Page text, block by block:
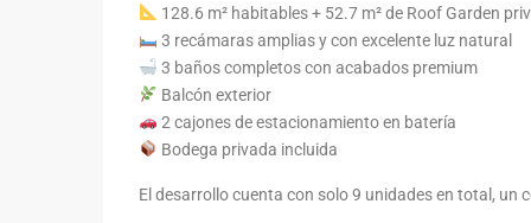
128.6 m² habitables + 52.7 m² de Roof Garden
3 recámaras amplias y con excelente luz natural
3 baños completos con acabados premium
Balcón exterior
2 cajones de estacionamiento en batería
Bodega privada incluida
El desarrollo cuenta con solo 9 unidades en total, un